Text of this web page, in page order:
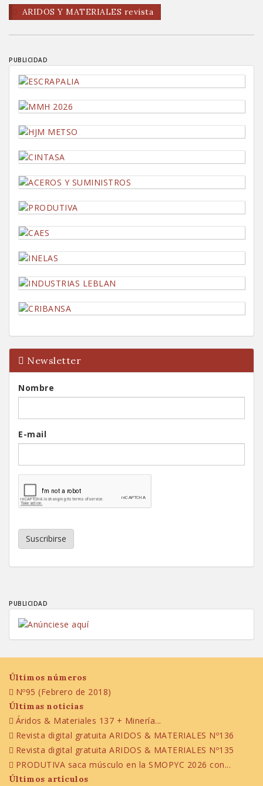
ARIDOS Y MATERIALES revista
PUBLICIDAD
Newsletter
Nombre
E-mail
Suscribirse
PUBLICIDAD
Últimos números
Nº95 (Febrero de 2018)
Últimas noticias
Áridos & Materiales 137 + Minería...
Revista digital gratuita ARIDOS & MATERIALES Nº136
Revista digital gratuita ARIDOS & MATERIALES Nº135
PRODUTIVA saca músculo en la SMOPYC 2026 con...
Últimos artículos